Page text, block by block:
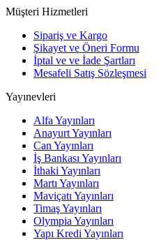
Müşteri Hizmetleri
Sipariş ve Kargo
Şikayet ve Öneri Formu
İptal ve ve İade Şartları
Mesafeli Satış Sözleşmesi
Yayınevleri
Alfa Yayınları
Anayurt Yayınları
Can Yayınları
İş Bankası Yayınları
İthaki Yayınları
Martı Yayınları
Maviçatı Yayınları
Timaş Yayınları
Olympia Yayınları
Yapı Kredi Yayınları